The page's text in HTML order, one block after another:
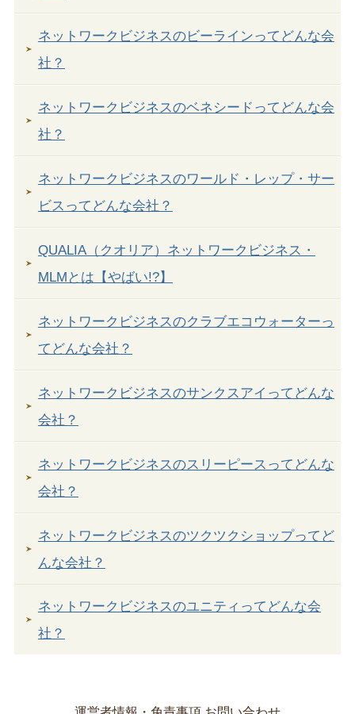
ネットワークビジネスのビーラインってどんな会
社？
ネットワークビジネスのベネシードってどんな会
社？
ネットワークビジネスのワールド・レップ・サー
ビスってどんな会社？
QUALIA（クオリア）ネットワークビジネス・
MLMとは【やばい!?】
ネットワークビジネスのクラブエコウォーターっ
てどんな会社？
ネットワークビジネスのサンクスアイってどんな
会社？
ネットワークビジネスのスリーピースってどんな
会社？
ネットワークビジネスのツクツクショップってど
んな会社？
ネットワークビジネスのユニティってどんな会
社？